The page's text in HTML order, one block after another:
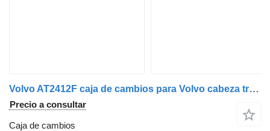
Volvo AT2412F caja de cambios para Volvo cabeza tractora
Precio a consultar
Caja de cambios